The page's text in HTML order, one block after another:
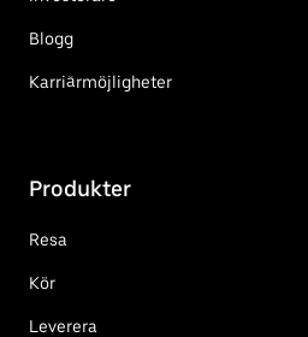
Blogg
Karriärmöjligheter
Produkter
Resa
Kör
Leverera